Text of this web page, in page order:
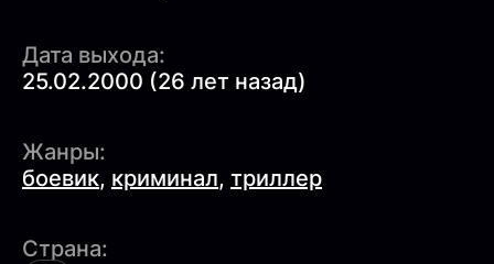
Дата выхода:
25.02.2000 (26 лет назад)
Жанры:
боевик, криминал, триллер
Страна: